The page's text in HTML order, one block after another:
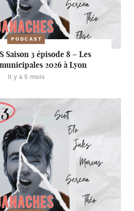
PODCAST
Saison 3 épisode 8 – Les
2026 à Lyon
Il y a 5 mois